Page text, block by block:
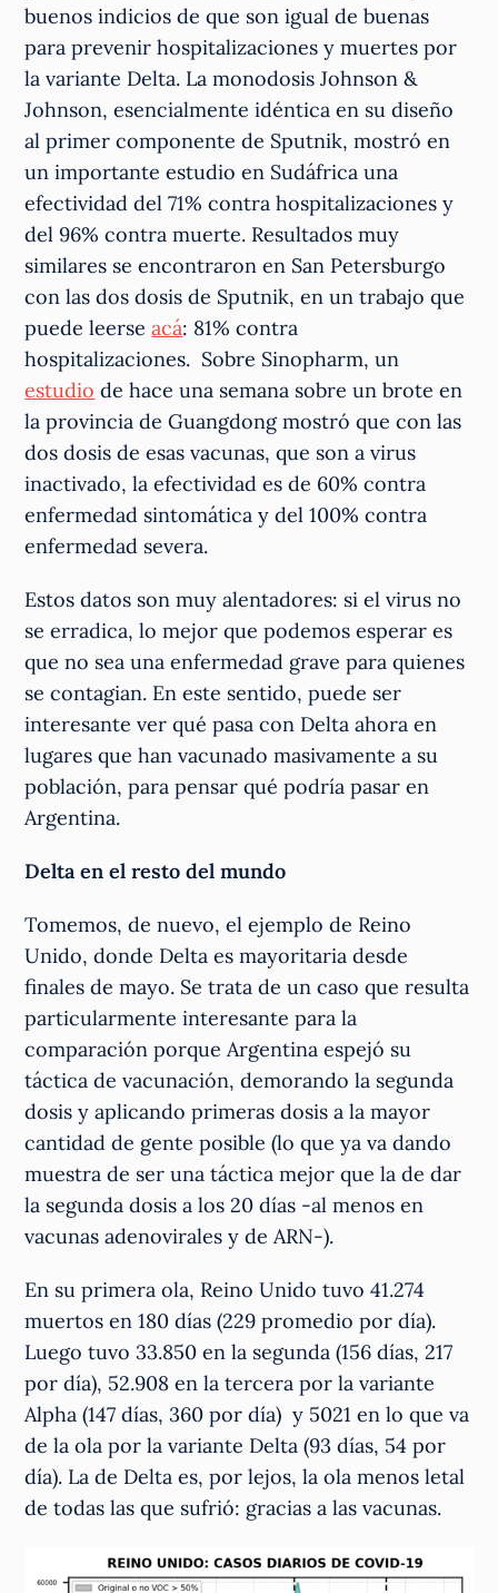
buenos indicios de que son igual de buenas
para prevenir hospitalizaciones y muertes por
la variante Delta. La monodosis Johnson &
Johnson, esencialmente idéntica en su diseño
al primer componente de Sputnik, mostró en
un importante estudio en Sudáfrica una
efectividad del 71% contra hospitalizaciones y
del 96% contra muerte. Resultados muy
similares se encontraron en San Petersburgo
con las dos dosis de Sputnik, en un trabajo que
puede leerseacá: 81% contra
hospitalizaciones. Sobre Sinopharm, un
estudio de hace una semana sobre un brote en
la provincia de Guangdong mostró que con las
dos dosis de esas vacunas, que son a virus
inactivado, la efectividad es de 60% contra
enfermedad sintomática y del 100% contra
enfermedad severa.
Estos datos son muy alentadores: si el virus no
se erradica, lo mejor que podemos esperar es
que no sea una enfermedad grave para quienes
se contagian. En este sentido, puede ser
interesante ver qué pasa con Delta ahora en
lugares que han vacunado masivamente a su
población, para pensar qué podría pasar en
Argentina.
Delta en el resto del mundo
Tomemos, de nuevo, el ejemplo de Reino
Unido, donde Delta es mayoritaria desde
finales de mayo. Se trata de un caso que resulta
particularmente interesante para la
comparación porque Argentina espejó su
táctica de vacunación, demorando la segunda
dosis y aplicando primeras dosis a la mayor
cantidad de gente posible (lo que ya va dando
muestra de ser una táctica mejor que la de dar
la segunda dosis a los 20 días -al menos en
vacunas adenovirales y de ARN-).
En su primera ola, Reino Unido tuvo 41.274
muertos en 180 días (229 promedio por día).
Luego tuvo 33.850 en la segunda (156 días, 217
por día), 52.908 en la tercera por la variante
Alpha (147 días, 360 por día) y 5021 en lo que va
de la ola por la variante Delta (93 días, 54 por
día). La de Delta es, por lejos, la ola menos letal
de todas las que sufrió: gracias a las vacunas.